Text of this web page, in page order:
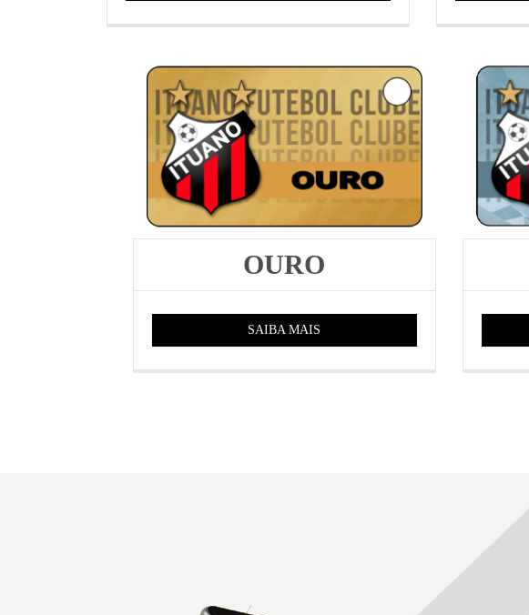
OURO
SAIBA MAIS